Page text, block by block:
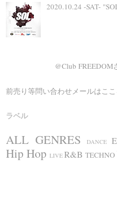
2020.10.24 -SAT-
@Club FREEDOM
前売り等問い合わせメールはこ
ラベル
ALL GENRES DANCE
Hip Hop LIVER&B TECHNO